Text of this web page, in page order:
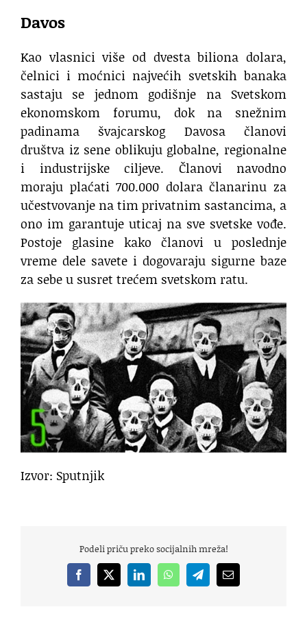
Davos
Kao vlasnici više od dvesta biliona dolara,
čelnici i moćnici najvećih svetskih banaka
sastaju se jednom godišnje na Svetskom
ekonomskom forumu, dok na snežnim
padinama švajcarskog Davosa članovi
društva iz sene oblikuju globalne, regionalne
i industrijske ciljeve. Članovi navodno
moraju plaćati 700.000 dolara članarinu za
učestvovanje na tim privatnim sastancima, a
ono im garantuje uticaj na sve svetske vođe.
Postoje glasine kako članovi u poslednje
vreme dele savete i dogovaraju sigurne baze
za sebe u susret trećem svetskom ratu.
Izvor: Sputnjik
Podeli priču preko socijalnih mreža!
Facebook
X LinkedInWhatsAppTelegramEmail